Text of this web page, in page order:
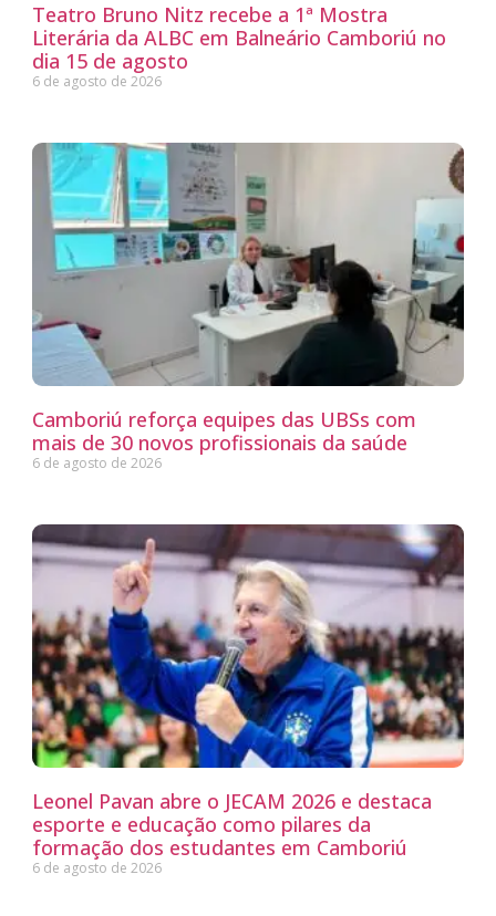
Teatro Bruno Nitz recebe a 1ª Mostra
Literária da ALBC em Balneário Camboriú no
dia 15 de agosto
6 de agosto de 2026
Camboriú reforça equipes das UBSs com
mais de 30 novos profissionais da saúde
6 de agosto de 2026
Leonel Pavan abre o JECAM 2026 e destaca
esporte e educação como pilares da
formação dos estudantes em Camboriú
6 de agosto de 2026